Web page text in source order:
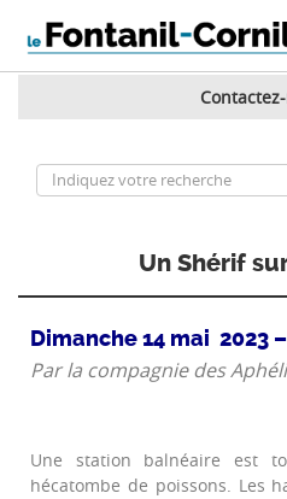
Un Shérif
Dimanche 14 mai 2023
Par la compagnie des
Une station balnéaire est
hécatombe de poissons. Les